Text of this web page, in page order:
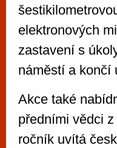
elektronových
zastavení s
náměstí a končí
Akce také
předními vědci
ročník uvítá